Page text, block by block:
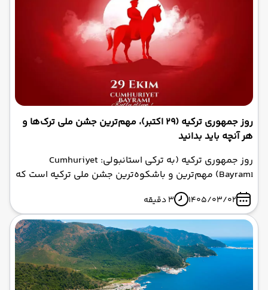
روز جمهوری ترکیه (29 اکتبر)، مهم‌ترین جشن ملی ترک‌ها و
هر آنچه باید بدانید
روز جمهوری ترکیه (به ترکی استانبولی: Cumhuriyet
Bayramı) مهم‌ترین و باشکوه‌ترین جشن ملی ترکیه است که
هر ساله در ۲۹ اکتبر برگزار می‌شود. این روز سالگرد تأسیس
رسمی جمهوری ترکیه و پایان حکومت سلطنتی عثمانی است.
در این روز در سال ۱۹۲۳، مجلس ملی ترکیه با تصویب قانون
اساسی، نظام حکومتی کشور را از سلطنت به جمهوری تغییر
داد و مصطفی کمال آتاتورک به عنوان نخستین رئیس‌جمهور
ترکیه انتخاب شد. این جشن ملی، نماد حاکمیت ملت و
استقلال کشور است و با شور و شوق فراوان در سراسر ترکیه
1405/03/02 3 دقیقه